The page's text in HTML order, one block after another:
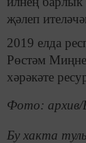
җәлеп
2019 елда
Рөстәм
хәрәкәте
Фото: архив/
Бу хакта